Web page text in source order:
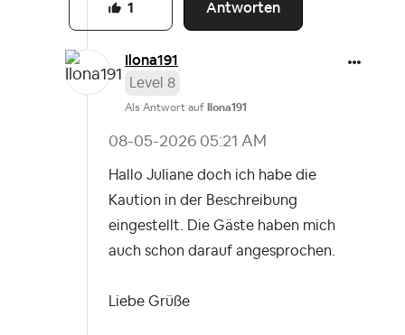
Antworten
1
Ilona191
Level 8
Als Antwort auf Ilona191
‎08-05-2026 05:21 AM
Hallo Juliane doch ich habe die
Kaution in der Beschreibung
eingestellt. Die Gäste haben mich
auch schon darauf angesprochen.
Liebe Grüße